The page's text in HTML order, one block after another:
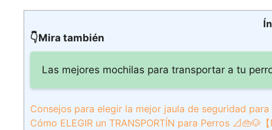
👇Mira también
Las mejores mochilas para transportar a tu
Consejos para elegir la mejor jaula de seguridad
Cómo ELEGIR un TRANSPORTÍN para Perros 📐👜🐶【